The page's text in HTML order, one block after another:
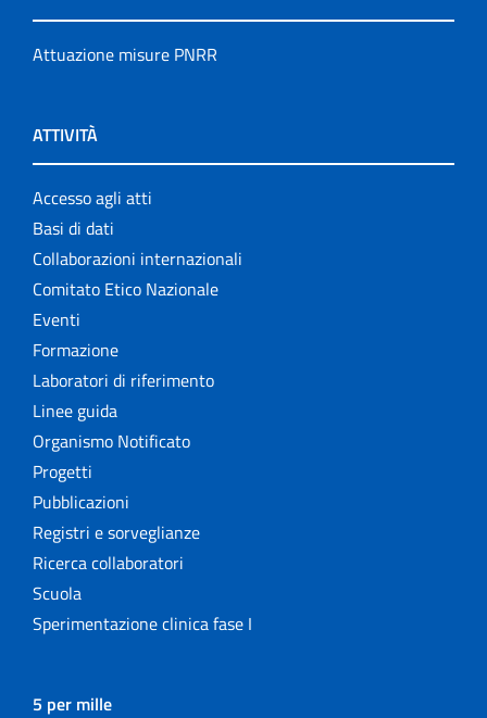
Attuazione misure PNRR
ATTIVITÀ
Accesso agli atti
Basi di dati
Collaborazioni internazionali
Comitato Etico Nazionale
Eventi
Formazione
Laboratori di riferimento
Linee guida
Organismo Notificato
Progetti
Pubblicazioni
Registri e sorveglianze
Ricerca collaboratori
Scuola
Sperimentazione clinica fase I
5 per mille